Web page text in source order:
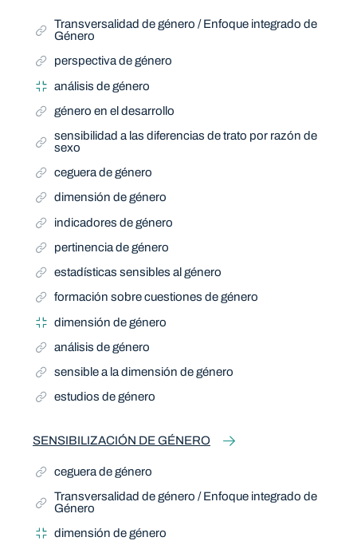
Transversalidad de género / Enfoque integrado de
Género
perspectiva de género
análisis de género
género en el desarrollo
sensibilidad a las diferencias de trato por razón de
sexo
ceguera de género
dimensión de género
indicadores de género
pertinencia de género
estadísticas sensibles al género
formación sobre cuestiones de género
dimensión de género
análisis de género
sensible a la dimensión de género
estudios de género
SENSIBILIZACIÓN DE GÉNERO
ceguera de género
Transversalidad de género / Enfoque integrado de
Género
dimensión de género